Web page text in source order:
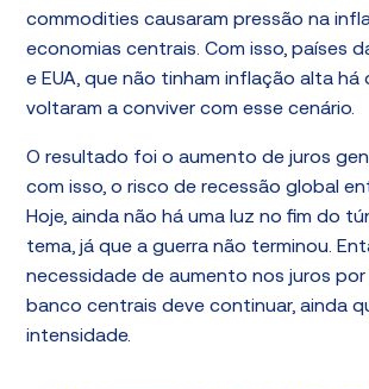
commodities causaram pressão na
economias centrais. Com isso, países
e EUA, que não tinham inflação alta há
voltaram a conviver com esse cenário.
O resultado foi o aumento de juros
com isso, o risco de recessão global
Hoje, ainda não há uma luz no fim do
tema, já que a guerra não terminou.
necessidade de aumento nos juros
banco centrais deve continuar, ainda
intensidade.